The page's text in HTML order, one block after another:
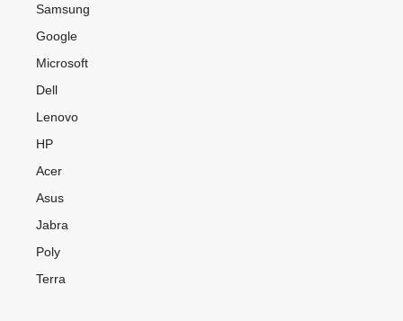
Samsung
Google
Microsoft
Dell
Lenovo
HP
Acer
Asus
Jabra
Poly
Terra